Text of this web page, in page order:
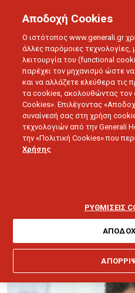
Άρθρα για Covid-19
Αποδοχή Cookies
Ο ιστότοπος www.generali.gr
άλλες παρόμοιες
λειτουργία του (functional
παρέχει τον μηχανισμό ώστε
και να αλλάζετε ελεύθερα τις
τα cookies, ακολουθώντας τον
Cookies». Επιλέγοντας
συναίνεσή σας στη χρήση
τεχνολογιών από την Generali
την «Πολιτική Cookies» που
Χρήσης
ΡΥΘΜΙΣΕΙΣ